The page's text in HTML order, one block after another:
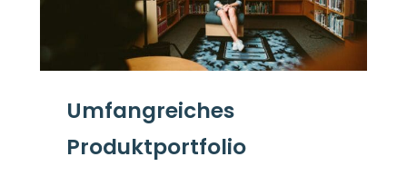
Umfangreiches
Produktportfolio